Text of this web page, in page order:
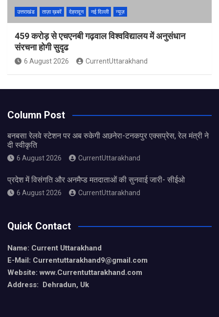
उत्तराखंड ताज़ा ख़बरें देहरादून नई दिल्ली न्यूज़
459 करोड़ से एचएनबी गढ़वाल विश्वविद्यालय में अनुसंधान
संरचना होगी सुदृढ
6 August 2026 CurrentUttarakhand
Column Post
बनबसा रेलवे स्टेशन पर अब रुकेगी अछनेरा-टनकपुर एक्सप्रेस, रेल मंत्री ने
दी स्वीकृति
6 August 2026 CurrentUttarakhand
प्रदेश में विसंगति और अनमैप्ड मतदाताओं की सुनवाई जारी- सीईओ
6 August 2026 CurrentUttarakhand
Quick Contact
Name: Current Uttarakhand
E-Mail: Currentuttarakhand9@gmail.com
Website: www.Currentuttarakhand.com
Address: Dehradun, Uk